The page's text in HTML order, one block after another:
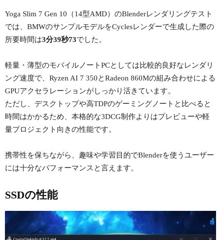
Yoga Slim 7 Gen 10（14型AMD）のBlenderレンダリングテスト
では、BMWのサンプルモデルをCyclesレンダーで生成した際の
所要時間は3分39秒73でした。
軽量・薄型のモバイルノートPCとしては比較的良好なレンダリ
ング速度で、Ryzen AI 7 350とRadeon 860Mの組み合わせによる
GPUアクセラレーションがしっかり活きています。
ただし、デスクトップや高TDPのゲーミングノートと比べると
時間はかかるため、本格的な3DCG制作よりはプレビューや軽
量プロジェクト向きの性能です。
携帯性を保ちながら、趣味や学習目的でBlenderを使うユーザー
には十分なパフォーマンスと言えます。
SSDの性能